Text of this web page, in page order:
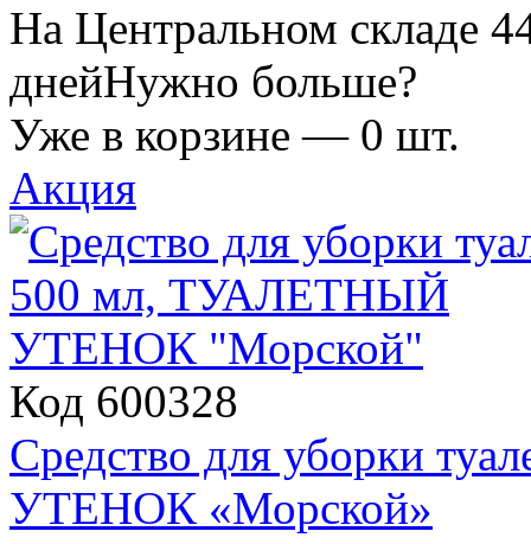
На Центральном складе
днейНужно больше?
Уже в корзине — 0 шт.
Акция
Код 600328
Средство для уборки
УТЕНОК «Морской»